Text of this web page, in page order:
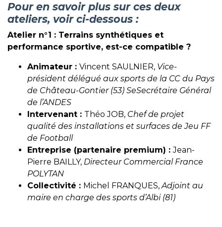
Pour en savoir plus sur ces deux
ateliers, voir ci-dessous :
Atelier n°1 : Terrains synthétiques et
performance sportive, est-ce compatible ?
Animateur : Vincent SAULNIER, Vice-
président délégué aux sports de la CC du Pays
de Château-Gontier (53) SeSecrétaire Général
de l’ANDES
Intervenant : Théo JOB, Chef de projet
qualité des installations et surfaces de Jeu FF
de Football
Entreprise (partenaire premium) :Jean-
Pierre BAILLY, Directeur Commercial France
POLYTAN
Collectivité : Michel FRANQUES,Adjoint au
maire en charge des sports d’Albi (81)